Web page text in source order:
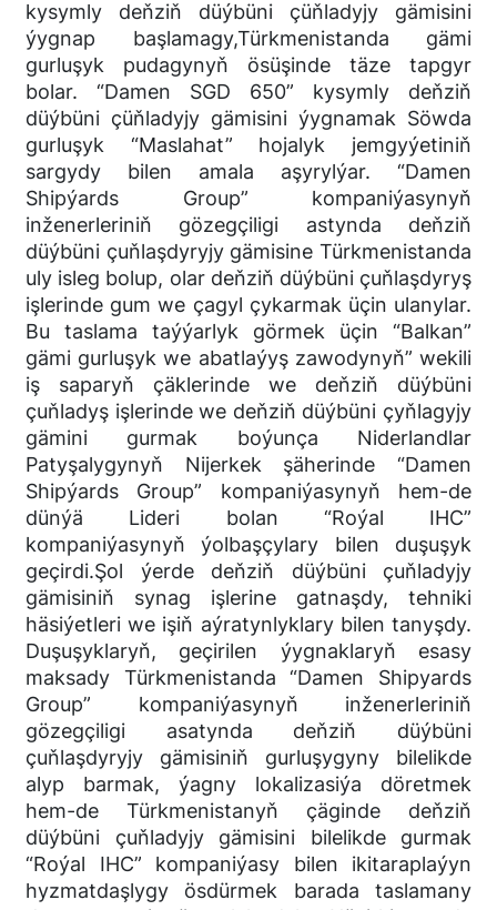
kysymly deňziň düýbüni çüňladyjy gämisini
ýygnap başlamagy,Türkmenistanda gämi
gurluşyk pudagynyň ösüşinde täze tapgyr
bolar. “Damen SGD 650” kysymly deňziň
düýbüni çüňladyjy gämisini ýygnamak Söwda
gurluşyk “Maslahat” hojalyk jemgyýetiniň
sargydy bilen amala aşyrylýar. “Damen
Shipýards Group” kompaniýasynyň
inženerleriniň gözegçiligi astynda deňziň
düýbüni çuňlaşdyryjy gämisine Türkmenistanda
uly isleg bolup, olar deňziň düýbüni çuňlaşdyryş
işlerinde gum we çagyl çykarmak üçin ulanylar.
Bu taslama taýýarlyk görmek üçin “Balkan”
gämi gurluşyk we abatlaýyş zawodynyň” wekili
iş saparyň çäklerinde we deňziň düýbüni
çuňladyş işlerinde we deňziň düýbüni çyňlagyjy
gämini gurmak boýunça Niderlandlar
Patyşalygynyň Nijerkek şäherinde “Damen
Shipýards Group” kompaniýasynyň hem-de
dünýä Lideri bolan “Roýal IHC”
kompaniýasynyň ýolbaşçylary bilen duşuşyk
geçirdi.Şol ýerde deňziň düýbüni çuňladyjy
gämisiniň synag işlerine gatnaşdy, tehniki
häsiýetleri we işiň aýratynlyklary bilen tanyşdy.
Duşuşyklaryň, geçirilen ýygnaklaryň esasy
maksady Türkmenistanda “Damen Shipyards
Group” kompaniýasynyň inženerleriniň
gözegçiligi asatynda deňziň düýbüni
çuňlaşdyryjy gämisiniň gurluşygyny bilelikde
alyp barmak, ýagny lokalizasiýa döretmek
hem-de Türkmenistanyň çäginde deňziň
düýbüni çuňladyjy gämisini bilelikde gurmak
“Roýal IHC” kompaniýasy bilen ikitaraplaýyn
hyzmatdaşlygy ösdürmek barada taslamany